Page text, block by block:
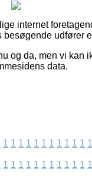
internet
besøgende udfører
og da, men vi kan
data.
1 1 1 1 1 1 1 1 1 1 1 1
1 1 1 1 1 1 1 1 1 1 1 1